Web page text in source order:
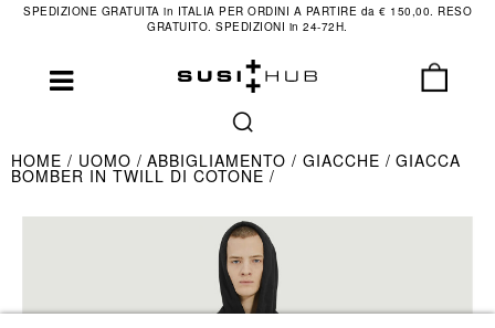
SPEDIZIONE GRATUITA in ITALIA PER ORDINI A PARTIRE da € 150,00. RESO
GRATUITO. SPEDIZIONI in 24-72H.
HOME UOMO ABBIGLIAMENTO GIACCHE GIACCA
BOMBER IN TWILL DI COTONE